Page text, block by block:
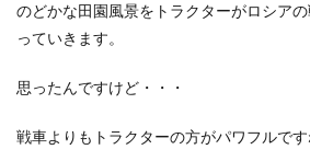
のどかな田園風景をトラクターがロシア
っていきます。
思ったんですけど・・・
戦車よりもトラクターの方がパワフルです